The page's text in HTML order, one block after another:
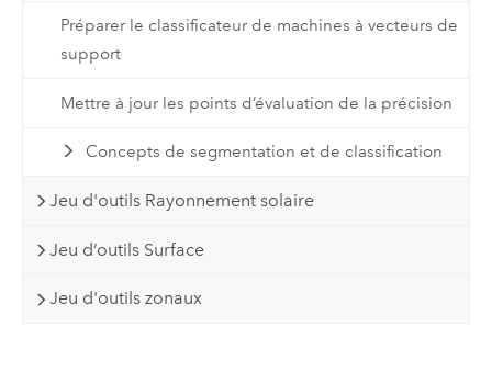
Préparer le classificateur de machines à vecteurs de
support
Mettre à jour les points d’évaluation de la précision
Concepts de segmentation et de classification
Jeu d'outils Rayonnement solaire
Jeu d’outils Surface
Jeu d'outils zonaux